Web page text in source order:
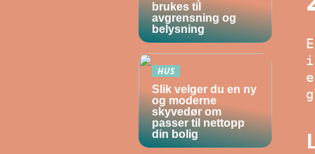
brukes til
avgrensning og
belysning
HUS
Slik velger du en ny
og moderne
skyvedør om
passer til nettopp
din bolig